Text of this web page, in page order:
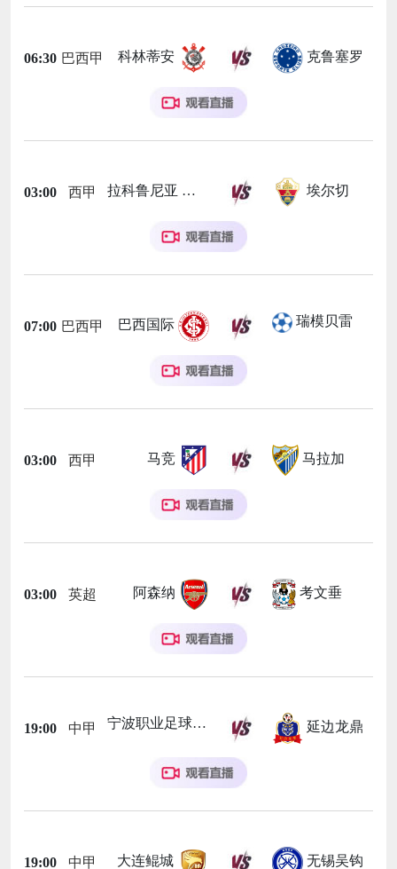
06:30 巴西甲 科林蒂安 克鲁塞罗
03:00 西甲 拉科鲁尼亚 埃尔切
07:00 巴西甲 巴西国际 瑞模贝雷
03:00 西甲 马竞 马拉加
03:00 英超 阿森纳 考文垂
19:00 中甲 宁波职业足球俱乐部 延边龙鼎
19:00 中甲 大连鲲城 无锡吴钩